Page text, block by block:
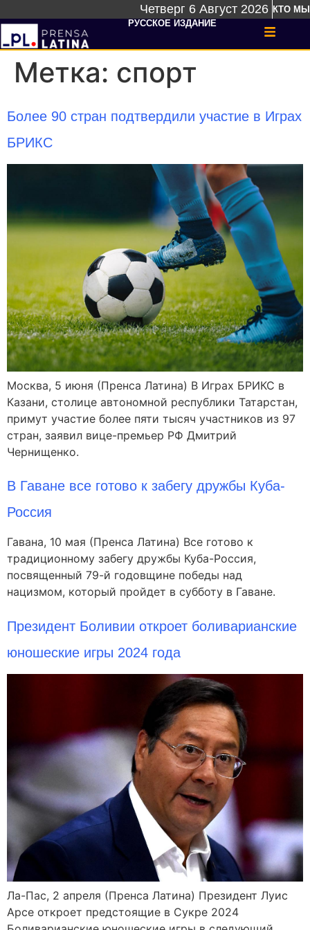
Четверг 6 Август 2026 КТО МЫ
РУССКОЕ ИЗДАНИЕ
Метка: спорт
Более 90 стран подтвердили участие в Играх
БРИКС
Москва, 5 июня (Пренса Латина) В Играх БРИКС в
Казани, столице автономной республики Татарстан,
примут участие более пяти тысяч участников из 97
стран, заявил вице-премьер РФ Дмитрий
Чернищенко.
В Гаване все готово к забегу дружбы Куба-
Россия
Гавана, 10 мая (Пренса Латина) Все готово к
традиционному забегу дружбы Куба-Россия,
посвященный 79-й годовщине победы над
нацизмом, который пройдет в субботу в Гаване.
Президент Боливии откроет боливарианские
юношеские игры 2024 года
Ла-Пас, 2 апреля (Пренса Латина) Президент Луис
Арсе откроет предстоящие в Сукре 2024